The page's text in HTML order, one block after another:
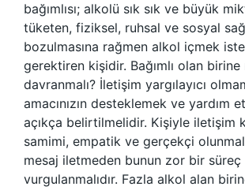
bağımlısı; alkolü sık sık ve büyük
tüketen, fiziksel, ruhsal ve sosyal
bozulmasına rağmen alkol içmek
gerektiren kişidir. Bağımlı olan birine
davranmalı? İletişim yargılayıcı
amacınızın desteklemek ve yardım
açıkça belirtilmelidir. Kişiyle iletişim
samimi, empatik ve gerçekçi
mesaj iletmeden bunun zor bir süreç
vurgulanmalıdır. Fazla alkol alan